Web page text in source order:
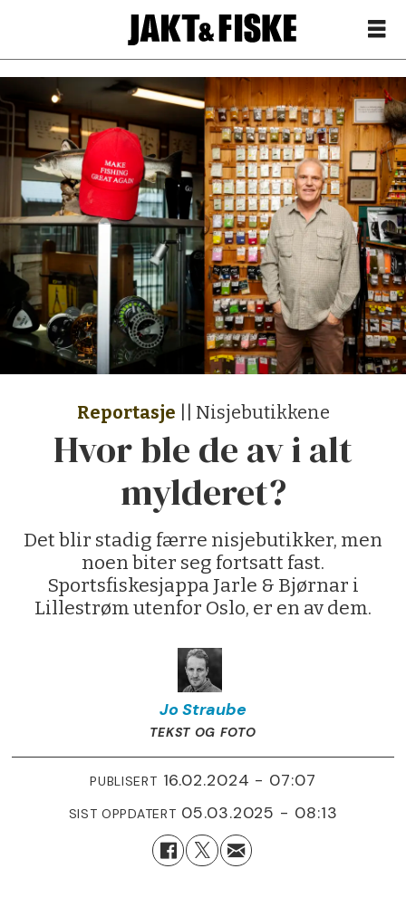
Reportasje || Nisjebutikkene
Hvor ble de av i alt
mylderet?
Det blir stadig færre nisjebutikker, men
noen biter seg fortsatt fast.
Sportsfiskesjappa Jarle & Bjørnar i
Lillestrøm utenfor Oslo, er en av dem.
JoStraube
TEKST OG FOTO
PUBLISERT 16.02.2024 - 07:07
SIST OPPDATERT 05.03.2025 - 08:13